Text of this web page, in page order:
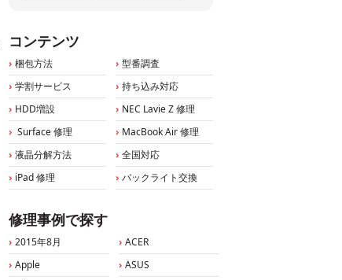
コンテンツ
梱包方法
型番調査
学割サービス
持ち込み対応
HDD増設
NEC Lavie Z 修理
Surface 修理
MacBook Air 修理
液晶分解方法
全国対応
iPad 修理
バックライト交換
修理事例で探す
2015年8月
ACER
Apple
ASUS